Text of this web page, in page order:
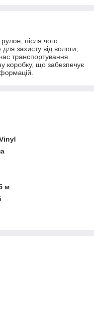
після чого
захисту від вологи,
транспортування.
коробку, що забезпечує
м